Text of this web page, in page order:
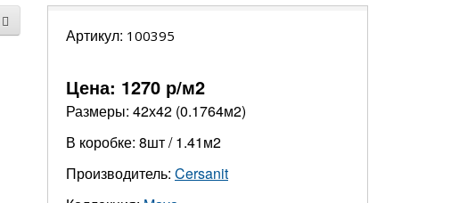
Артикул: 100395
Цена: 1270 р/м2
Размеры: 42х42 (0.1764м2)
В коробке: 8шт / 1.41м2
Производитель: Cersanit